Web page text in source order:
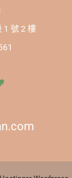
1 號 2 樓